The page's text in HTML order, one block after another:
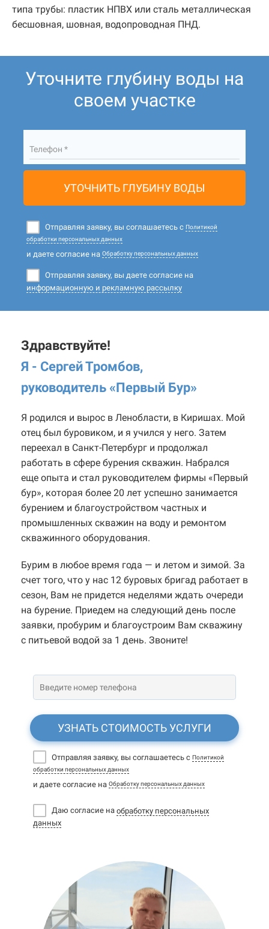
типа трубы: пластик НПВХ или сталь металлическая
бесшовная, шовная, водопроводная ПНД.
Уточните глубину воды на
своем участке
Телефон *
УТОЧНИТЬ ГЛУБИНУ ВОДЫ
Отправляя заявку, вы соглашаетесь с Политикой
обработки персональных данных
и даете согласие на Обработку персональных данных
Отправляя заявку, вы даете согласие на
информационную и рекламную рассылку
Здравствуйте!
Я - Сергей Тромбов,
руководитель «Первый Бур»
Я родился и вырос в Ленобласти, в Киришах. Мой
отец был буровиком, и я учился у него. Затем
переехал в Санкт-Петербург и продолжал
работать в сфере бурения скважин. Набрался
еще опыта и стал руководителем фирмы «Первый
бур», которая более 20 лет успешно занимается
бурением и благоустройством частных и
промышленных скважин на воду и ремонтом
скважинного оборудования.
Бурим в любое время года — и летом и зимой. За
счет того, что у нас 12 буровых бригад работает в
сезон, Вам не придется неделями ждать очереди
на бурение. Приедем на следующий день после
заявки, пробурим и благоустроим Вам скважину
с питьевой водой за 1 день. Звоните!
УЗНАТЬ СТОИМОСТЬ УСЛУГИ
Отправляя заявку, вы соглашаетесь с Политикой
обработки персональных данных
и даете согласие на Обработку персональных данных
Даю согласие на обработку персональных
данных